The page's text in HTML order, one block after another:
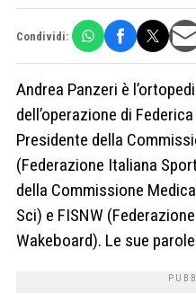
Condividi:
Andrea Panzeri è
dell’operazione di
Presidente della
(Federazione Italiana
della Commissione
Sci) e FISNW
Wakeboard). Le sue